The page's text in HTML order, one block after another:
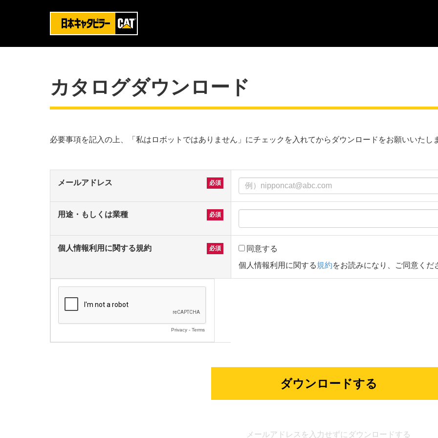
カタログダウンロード
必要事項を記入の上、「私はロボットではありません」にチェックを入れてからダウンロードをお願いいたし
メールアドレス
用途・もしくは業種
個人情報利用に関する規約
同意する
個人情報利用に関する規約をお読みになり、ご同意くだ
Privacy - Terms
メールアドレスを入力せずにダウンロードする